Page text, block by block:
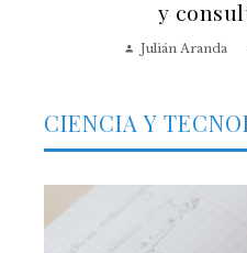
y
Julián Aranda
CIENCIA Y